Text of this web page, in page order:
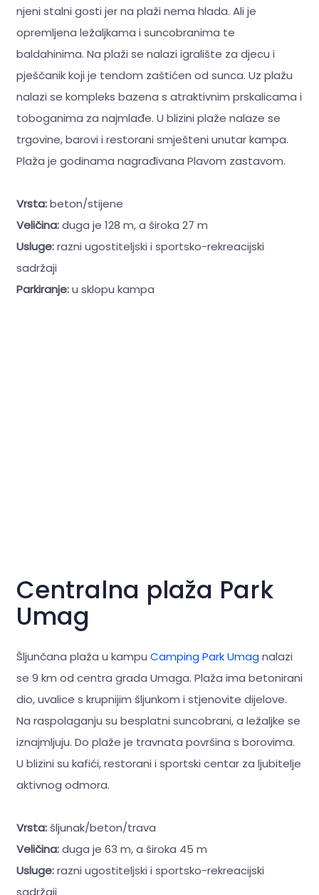
njeni stalni gosti jer na plaži nema hlada. Ali je
opremljena ležaljkama i suncobranima te
baldahinima. Na plaži se nalazi igralište za djecu i
pješčanik koji je tendom zaštićen od sunca. Uz plažu
nalazi se kompleks bazena s atraktivnim prskalicama i
toboganima za najmlađe. U blizini plaže nalaze se
trgovine, barovi i restorani smješteni unutar kampa.
Plaža je godinama nagrađivana Plavom zastavom.
Vrsta:beton/stijene
Veličina:duga je 128 m, a široka 27 m
Usluge:razni ugostiteljski i sportsko-rekreacijski
sadržaji
Parkiranje:u sklopu kampa
Centralna plaža Park
Umag
Šljunčana plaža u kampu Camping Park Umagnalazi
se 9 km od centra grada Umaga. Plaža ima betonirani
dio, uvalice s krupnijim šljunkom i stjenovite dijelove.
Na raspolaganju su besplatni suncobrani, a ležaljke se
iznajmljuju. Do plaže je travnata površina s borovima.
U blizini su kafići, restorani i sportski centar za ljubitelje
aktivnog odmora.
Vrsta:šljunak/beton/trava
Veličina:duga je 63 m, a široka 45 m
Usluge:razni ugostiteljski i sportsko-rekreacijski
sadržaji